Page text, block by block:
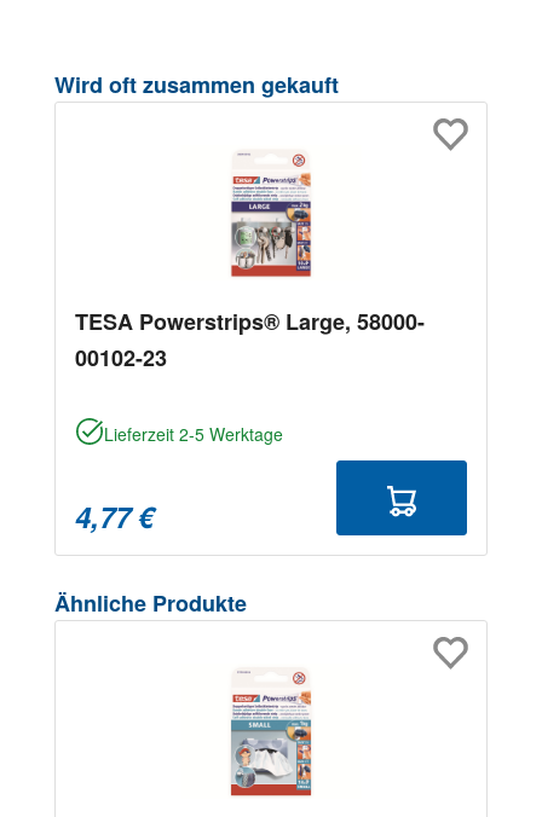
Produktgalerie überspringen
Wird oft zusammen gekauft
TESA Powerstrips® Large, 58000-
00102-23
Lieferzeit 2-5 Werktage
4,77 €
Produktgalerie überspringen
Ähnliche Produkte